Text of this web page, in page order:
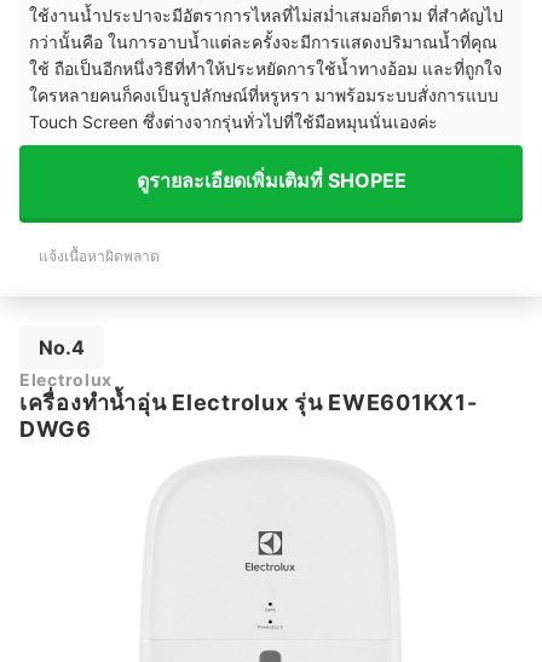
ใช้งานน้ำประปาจะมีอัตราการไหลที่ไม่สม่ำเสมอก็ตาม ที่สำคัญไป
กว่านั้นคือ ในการอาบน้ำแต่ละครั้งจะมีการแสดงปริมาณน้ำที่คุณ
ใช้ ถือเป็นอีกหนึ่งวิธีที่ทำให้ประหยัดการใช้น้ำทางอ้อม และที่ถูกใจ
ใครหลายคนก็คงเป็นรูปลักษณ์ที่หรูหรา มาพร้อมระบบสั่งการแบบ
Touch Screen ซึ่งต่างจากรุ่นทั่วไปที่ใช้มือหมุนนั่นเองค่ะ
ดูรายละเอียดเพิ่มเติมที่ SHOPEE
แจ้งเนื้อหาผิดพลาด
No.4
Electrolux
เครื่องทำน้ำอุ่น Electrolux รุ่น EWE601KX1-
DWG6